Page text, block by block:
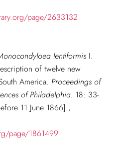
page/2633132
lentiformisI.
of twelve new
America. Proceedings of
of Philadelphia. 18: 33-
11 June 1866].,
page/1861499